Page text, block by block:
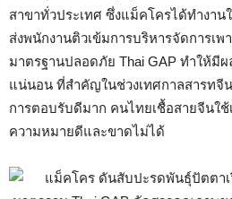
สาขาทั่วประเทศ ซึ่งแม็คโครได้ทำงาน
ส่งพนักงานติวเข้มการบริหารจัดการเ
มาตรฐานปลอดภัย Thai GAP ทำให้
แน่นอน ที่สำคัญในช่วงเทศกาลสารทจี
การตอบรับดีมาก คนไทยเชื้อสายจีนใช้
ความหมายดีและขาดไม่ได้